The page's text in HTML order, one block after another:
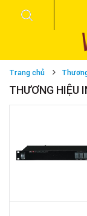
Trang chủ
THƯƠNG HIỆU